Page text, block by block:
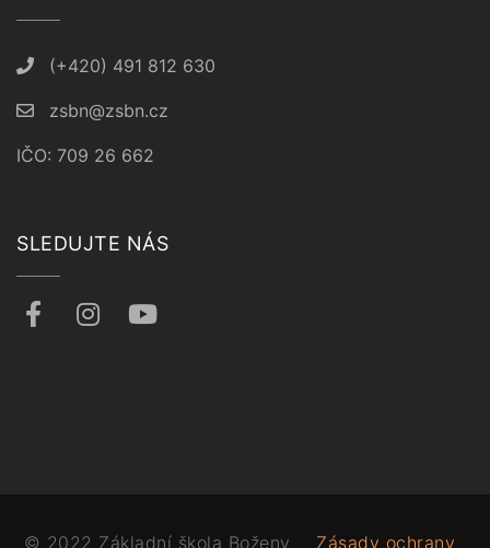
(+420) 491 812 630
zsbn@zsbn.cz
IČO: 709 26 662
SLEDUJTE NÁS
© 2022 Základní škola Boženy Zásady ochrany